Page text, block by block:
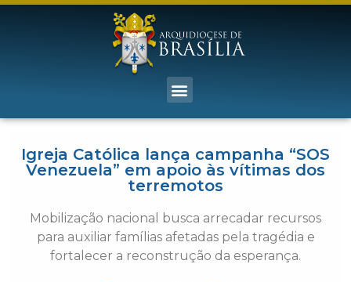
Igreja Católica lança campanha “SOS
Venezuela” em apoio às vítimas dos
terremotos
Mobilização nacional busca arrecadar recursos
para auxiliar famílias afetadas pela tragédia e
fortalecer a reconstrução da esperança.